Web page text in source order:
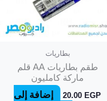
بطاريات
طقم بطاريات AA قلم
ماركة كامليون
20.00 EGP
إضافة إلى